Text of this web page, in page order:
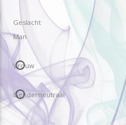
Geslacht
Man
Vrouw
Genderneutraal